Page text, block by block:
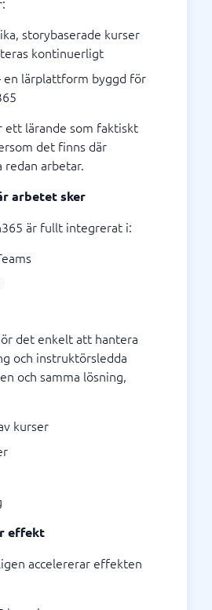
storybaserade kurser
kontinuerligt
en lärplattform byggd för
ett lärande som faktiskt
det finns där
redan arbetar.
arbetet sker
är fullt integrerat i:
det enkelt att hantera
och instruktörsledda
och samma lösning,
kurser
effekt
accelererar effekten